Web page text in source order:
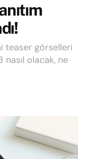
teaser görselleri
nasıl olacak, ne